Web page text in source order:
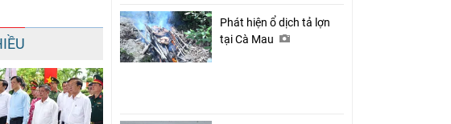
Phát hiện ổ dịch tả lợn
tại Cà Mau